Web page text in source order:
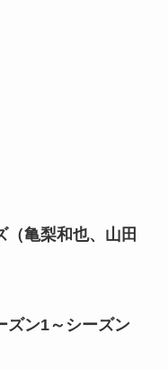
（亀梨和也、山田
ズン1～シーズン